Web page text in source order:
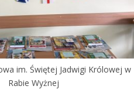
im. Świętej Jadwigi Królowej w
Rabie Wyżnej